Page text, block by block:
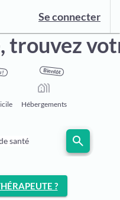
Se connecter
trouvez
! Bientôt
holiday_village
Hébergements
santé search
?